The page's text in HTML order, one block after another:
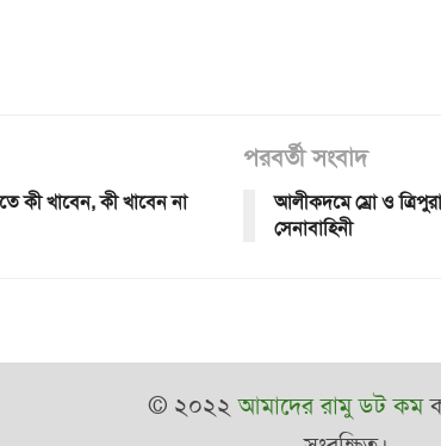
কী খাবেন, কী খাবেন না
পরবর্তী সংবাদ
আলীকদমে ম্রো ও
সেনাবাহিনী
© ২০২২আমাদের রামু ডট কম